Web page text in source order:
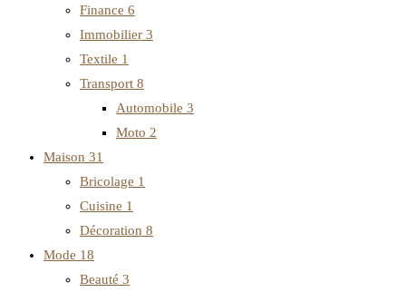
Finance 6
Immobilier 3
Textile 1
Transport 8
Automobile 3
Moto 2
Maison 31
Bricolage 1
Cuisine 1
Décoration 8
Mode 18
Beauté 3